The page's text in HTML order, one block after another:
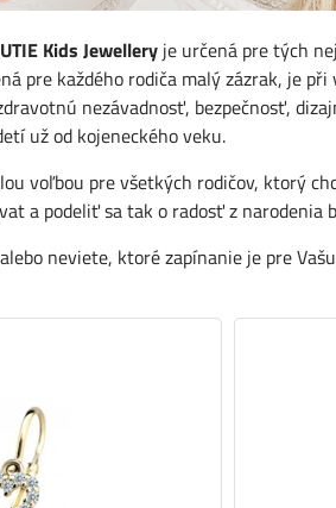
Kids Jewellery je určená pre tých
pre každého rodiča malý zázrak, je
nezávadnosť, bezpečnosť,
už od kojeneckého veku.
voľbou pre všetkých rodičov, ktorý
a podeliť sa tak o radosť z narodenia
neviete, ktoré zapínanie je pre